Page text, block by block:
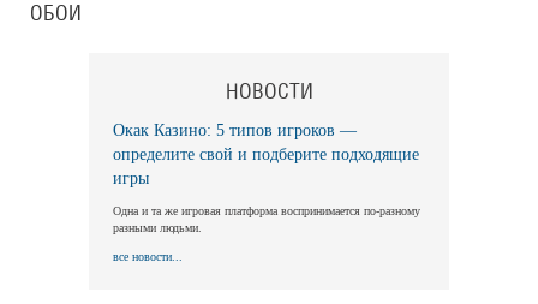
ОБОИ
НОВОСТИ
Окак Казино: 5 типов игроков —
определите свой и подберите подходящие
игры
Одна и та же игровая платформа воспринимается по-разному
разными людьми.
все новости...